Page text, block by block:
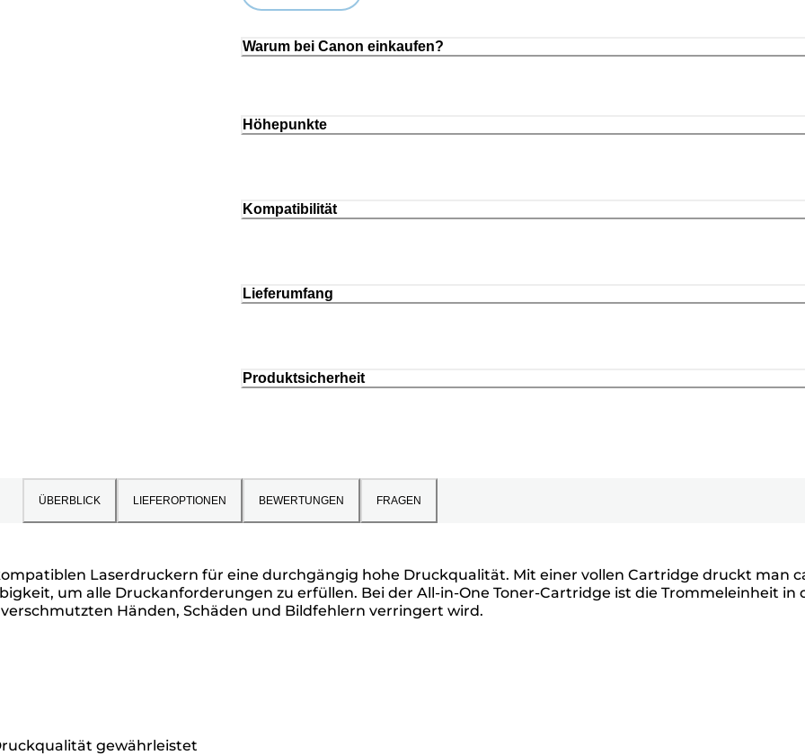
Warum bei Canon einkaufen?
Höhepunkte
Kompatibilität
Lieferumfang
Produktsicherheit
ÜBERBLICK LIEFEROPTIONEN BEWERTUNGEN FRAGEN
Laserdruckern für eine durchgängig hohe Druckqualität. Mit einer vollen Cartridge druckt man
um alle Druckanforderungen zu erfüllen. Bei der All-in-One Toner-Cartridge ist die Trommeleinheit in
Händen, Schäden und Bildfehlern verringert wird.
gewährleistet